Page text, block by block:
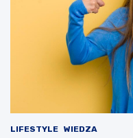
LIFESTYLE WIEDZA